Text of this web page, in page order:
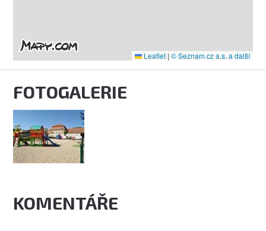
Leaflet | © Seznam.cz a.s. a další
FOTOGALERIE
KOMENTÁŘE